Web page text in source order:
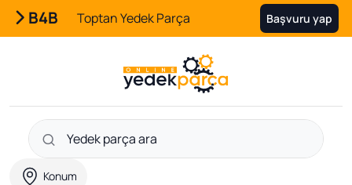
B4B Toptan Yedek Parça Başvuru yap
Konum